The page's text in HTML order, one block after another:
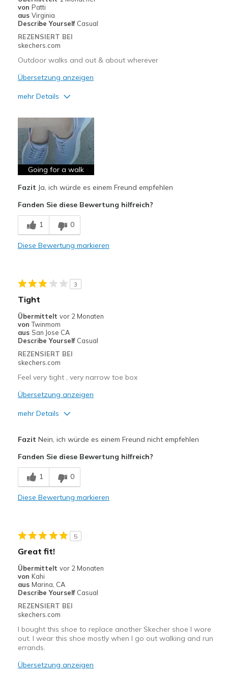
von Patti
aus Virginia
Describe Yourself Casual
REZENSIERT BEI
skechers.com
Outdoor walks and out & about wherever
Übersetzung anzeigen
mehr Details
Attractive Design
Breathe Well
Comfortable
Durable
Stylish
Geeignete Verwendung
Casual Wear
Sizing
Feels true to size
View On Shoes
Going for a walk
Fazit Ja, ich würde es einem Freund empfehlen
Fanden Sie diese Bewertung hilfreich?
1 0
Diese Bewertung markieren
3
Tight
Übermittelt vor 2 Monaten
von Twinmom
aus San Jose CA
Describe Yourself Casual
REZENSIERT BEI
skechers.com
Feel very tight , very narrow toe box
Übersetzung anzeigen
mehr Details
Stylish
Nachteile
Need Break In
Travel
Width
Sizing
View On Shoes
Shoes are for Wearing
Fazit Nein, ich würde es einem Freund nicht empfehlen
Fanden Sie diese Bewertung hilfreich?
1 0
Diese Bewertung markieren
5
Great fit!
Übermittelt vor 2 Monaten
von Kahi
aus Marina, CA
Describe Yourself Casual
REZENSIERT BEI
skechers.com
I bought this shoe to replace another Skecher shoe I wore
out. I wear this shoe mostly when I go out walking and run
errands.
Übersetzung anzeigen